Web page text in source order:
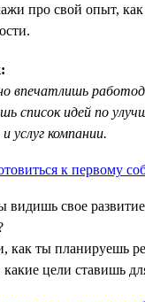
про свой опыт,
впечатлишь
список идей по
услуг компании.
видишь свое
как ты планируешь
цели ставишь